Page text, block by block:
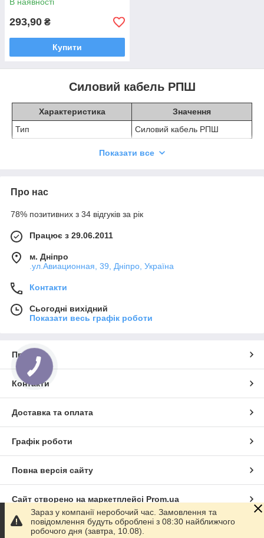
293,90 ₴
Купити
Силовий кабель РПШ
Характеристика
Значення
Тип
Силовий кабель РПШ
Температурний режим
Пропускна здатність
Висока
Тип обплетення
Силовий кабель РПШ
спроєктованим для передавання електроенергії в різних
особливості та галузі застосування.
Використання та застосування кабелю
РПШ:
завдяки своїй надійності та високій продуктивності:
Енергетичні Проекти:
Кабель використовується для подавання
його ідеальним для використання в промислових
комплексах.
Будівництво та інфраструктура:
інфраструктуратурних системах для
забезпечення стабільного електропостачання.
Будова та Матеріали:
Показати все
Про нас
78% позитивних з 34 відгуків за рік
Працює з 29.06.2011
м. Дніпро
.ул.Авиационная, 39, Дніпро, Україна
Контакти
Сьогодні вихідний
Показати весь графік роботи
Про нас
Контакти
Доставка та оплата
Графік роботи
Повна версія сайту
Сайт створено на маркетплейсі Prom.ua
Політика конфіденційності
Зараз у компанії неробочий час. Замовлення та
повідомлення будуть оброблені з 08:30 найближчого
робочого дня (завтра, 10.08).